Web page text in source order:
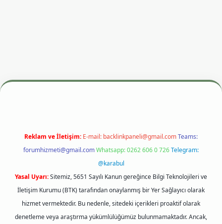
betexper.xyzm elexbet
Reklam ve İletişim: E-mail: backlinkpaneli@gmail.comTeams:
forumhizmeti@gmail.comWhatsapp: 0262 606 0 726Telegram:
@karabul
Yasal Uyarı:Sitemiz, 5651 Sayılı Kanun gereğince Bilgi Teknolojileri ve
İletişim Kurumu (BTK) tarafından onaylanmış bir Yer Sağlayıcı olarak
hizmet vermektedir. Bu nedenle, sitedeki içerikleri proaktif olarak
denetleme veya araştırma yükümlülüğümüz bulunmamaktadır. Ancak,